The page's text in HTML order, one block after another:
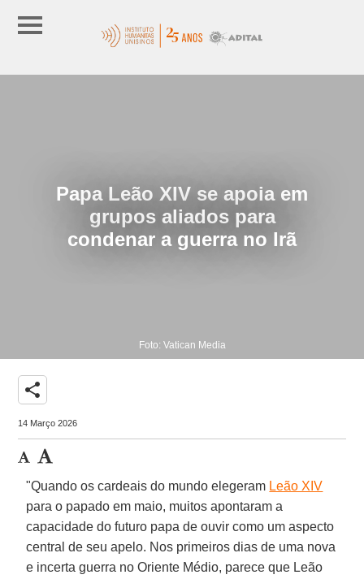
Papa Leão XIV se apoia em
grupos aliados para
condenar a guerra no Irã
Foto: Vatican Media
share
14 Março 2026
"Quando os cardeais do mundo elegeram Leão XIV
para o papado em maio, muitos apontaram a
capacidade do futuro papa de ouvir como um aspecto
central de seu apelo. Nos primeiros dias de uma nova
e incerta guerra no Oriente Médio, parece que Leão